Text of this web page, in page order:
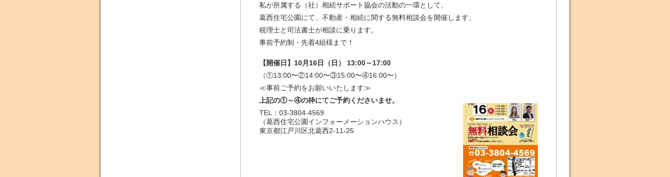
私が所属する（社）相続サポート協会の活動の一環として、
葛西住宅公園にて、不動産・相続に関する無料相談会を開催します。
税理士と司法書士が相談に乗ります。
事前予約制・先着4組様まで！
【開催日】10月16日（日） 13:00～17:00
（①13:00〜②14:00〜③15:00〜④16:00〜）
≪事前ご予約をお願いいたします≫
上記の①～④の枠にてご予約くださいませ。
TEL：03-3804-4569
（葛西住宅公園インフォーメーションハウス）
東京都江戸川区北葛西2-11-25